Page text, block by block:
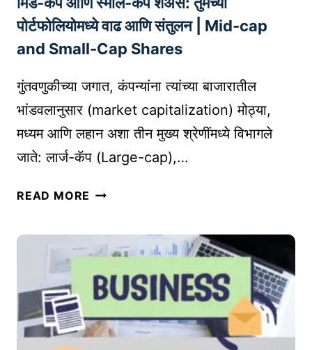
!
T
O
1
S
E
O
L
सू
सु
र
क्षि
त
I
N
E
पोर्टफोलियोमध्ये वाढ आणि संतुलन | Mid-cap
and Small-Cap Shares
गुंतवणुकीच्या जगात, कंपन्यांना त्यांच्या बाजारातील
भांडवलानुसार (market capitalization) मोठ्या,
मध्यम आणि लहान अशा तीन मुख्य श्रेणींमध्ये विभागले
जाते: लार्ज-कॅप (Large-cap),…
READ MORE मि
कॅ
आ
णि
स्मॉ
ल